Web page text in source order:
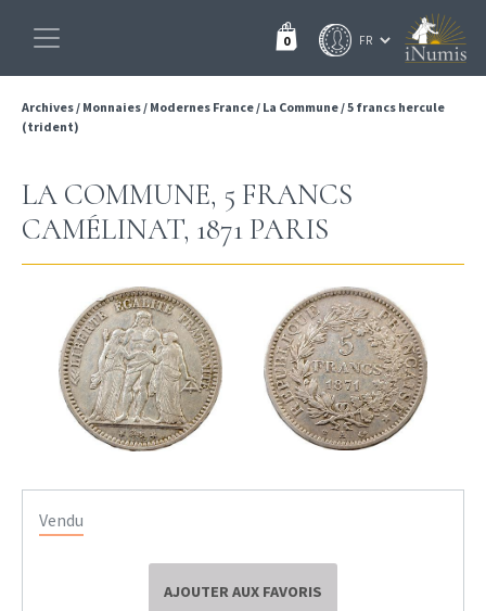
0
Archives/ Monnaies/ Modernes France/ La Commune/5 francs hercule
(trident)
LA COMMUNE, 5 FRANCS
CAMÉLINAT, 1871 PARIS
Vendu
AJOUTER AUX FAVORIS